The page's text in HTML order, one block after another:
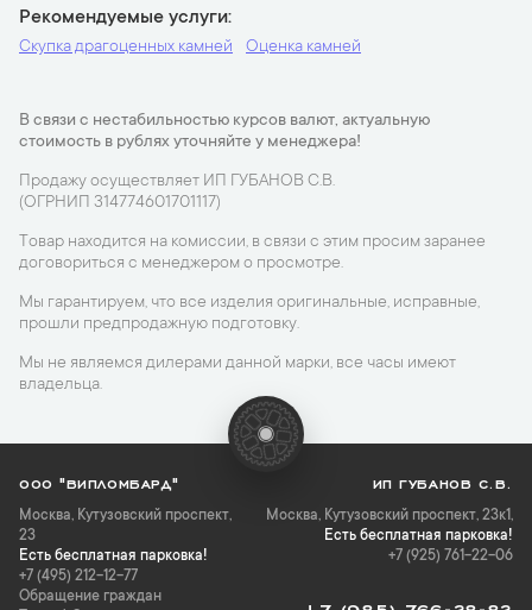
Рекомендуемые услуги
Скупка драгоценных камней Оценка камней
В связи с нестабильностью курсов валют, актуальную
стоимость в рублях уточняйте у менеджера!
Продажу осуществляет ИП ГУБАНОВ С.В.
(ОГРНИП 314774601701117)
Товар находится на комиссии, в связи с этим просим заранее
договориться с менеджером о просмотре.
Мы гарантируем, что все изделия оригинальные, исправные,
прошли предпродажную подготовку.
Мы не являемся дилерами данной марки, все часы имеют
владельца.
ООО "ВИПЛОМБАРД"
Москва, Кутузовский проспект,
23
Есть бесплатная парковка!
+7 (495) 212-12-77
Обращение граждан
ИП ГУБАНОВ С.В.
Москва, Кутузовский проспект, 23к1,
Есть бесплатная парковка!
+7 (925) 761-22-06